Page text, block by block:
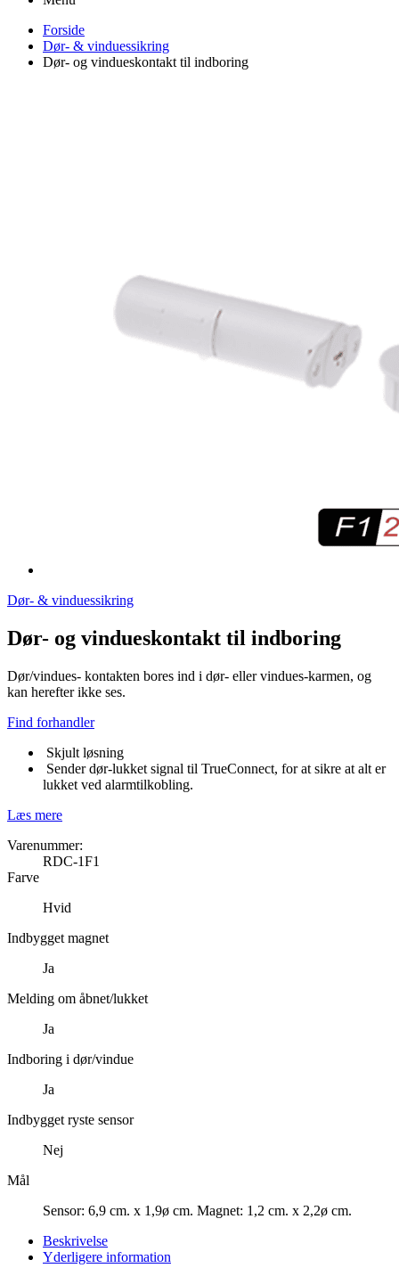
Forside
Dør- & vinduessikring
Dør- og vindueskontakt til indboring
Dør- & vinduessikring
Dør- og vindueskontakt til indboring
Dør/vindues- kontakten bores ind i dør- eller vindues-karmen, og
kan herefter ikke ses.
Find forhandler
Skjult løsning
Sender dør-lukket signal til TrueConnect, for at sikre at alt er
lukket ved alarmtilkobling.
Læs mere
Varenummer:
RDC-1F1
Farve
Hvid
Indbygget magnet
Ja
Melding om åbnet/lukket
Ja
Indboring i dør/vindue
Ja
Indbygget ryste sensor
Nej
Mål
Sensor: 6,9 cm. x 1,9ø cm. Magnet: 1,2 cm. x 2,2ø cm.
Beskrivelse
Yderligere information